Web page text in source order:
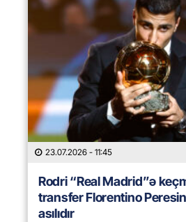
23.07.2026 - 11:45
Rodri “Real Madrid”ə
transfer Florentino
asılıdır